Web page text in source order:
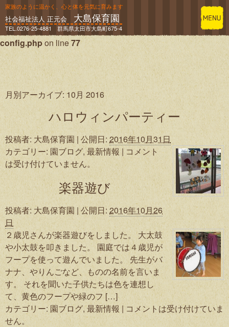
Warning: Constant WP_DEBUG already defined in
/home/andp/oosima-hoikuen.net/public_html/wp-
config.phpon line77
家族のように温かく、心と体を元気に育みます
社会福祉法人 正元会 大島保育園
TEL.0276-25-4881 群馬県太田市大島町675-4
月別アーカイブ:10月 2016
ハロウィンパーティー
投稿者: 大島保育園 |公開日:2016年10月31日
カテゴリー:園ブログ,最新情報 | コメント
は受け付けていません。
楽器遊び
投稿者: 大島保育園 | 公開日: 2016年10月26
日
２歳児さんが楽器遊びをしました。 大太鼓
や小太鼓を叩きました。 園庭では４歳児が
フープを使って遊んでいました。 先生がバ
ナナ、やりんごなど、ものの名前を言いま
す。 それを聞いた子供たちは色を連想し
て、黄色のフープや緑のフ […]
カテゴリー: 園ブログ,最新情報 | コメントは受け付けていま
せん。